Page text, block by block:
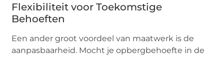
Flexibiliteit voor Toekomstige
Behoeften
Een ander groot voordeel van maatwerk is de
aanpasbaarheid. Mocht je opbergbehoefte in de